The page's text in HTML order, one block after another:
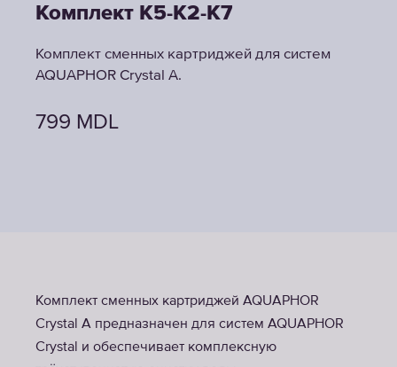
Комплект K5-K2-K7
Комплект сменных картриджей для систем
AQUAPHOR Crystal A.
799 MDL
Комплект сменных картриджей AQUAPHOR
Crystal A предназначен для систем AQUAPHOR
Crystal и обеспечивает комплексную